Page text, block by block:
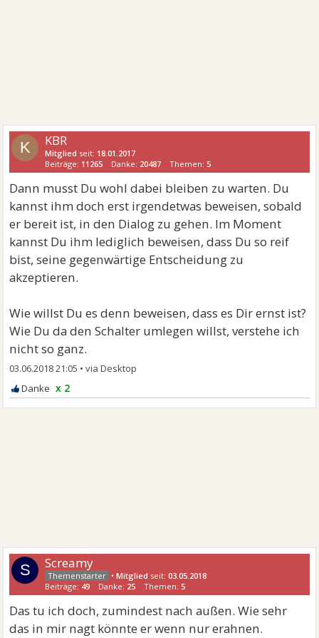
K KBR
Mitglied seit: 18.01.2017
Beiträge: 11265 Danke: 20487 Themen:5
Dann musst Du wohl dabei bleiben zu warten. Du
kannst ihm doch erst irgendetwas beweisen, sobald
er bereit ist, in den Dialog zu gehen. Im Moment
kannst Du ihm lediglich beweisen, dass Du so reif
bist, seine gegenwärtige Entscheidung zu
akzeptieren.
Wie willst Du es denn beweisen, dass es Dir ernst ist?
Wie Du da den Schalter umlegen willst, verstehe ich
nicht so ganz.
03.06.2018 21:05 •
x 2
S Screamy
•Mitglied seit:03.05.2018
Beiträge: 49 Danke: 25 Themen:5
Das tu ich doch, zumindest nach außen. Wie sehr
das in mir nagt könnte er wenn nur erahnen.